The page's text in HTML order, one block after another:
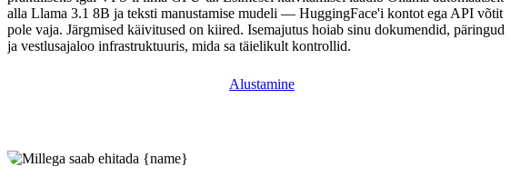
alla Llama 3.1 8B ja teksti manustamise mudeli — HuggingFace'i kontot ega API võtit
pole vaja. Järgmised käivitused on kiired. Isemajutus hoiab sinu dokumendid, päringud
ja vestlusajaloo infrastruktuuris, mida sa täielikult kontrollid.
Alustamine